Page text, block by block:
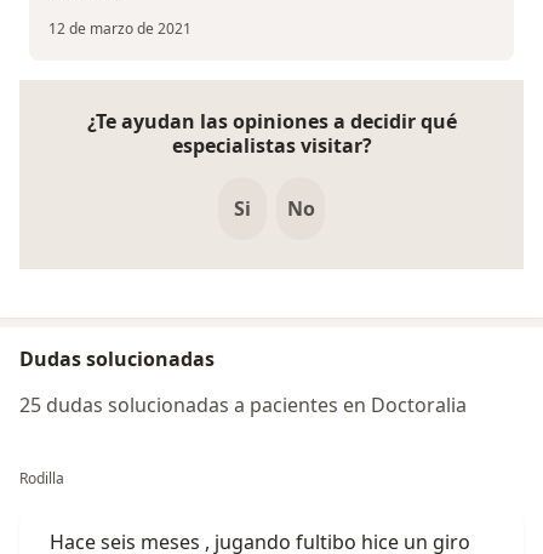
12 de marzo de 2021
¿Te ayudan las opiniones a decidir qué
especialistas visitar?
Si No
Dudas solucionadas
25 dudas solucionadas a pacientes en Doctoralia
Rodilla
Hace seis meses , jugando fultibo hice un giro